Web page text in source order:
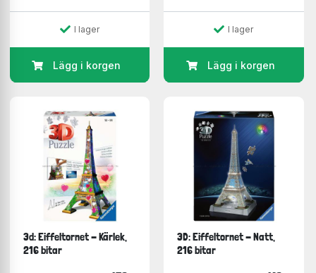
I lager
Lägg i korgen
I lager
Lägg i korgen
3d: Eiffeltornet - Kärlek,
216 bitar
3D: Eiffeltornet - Natt,
216 bitar